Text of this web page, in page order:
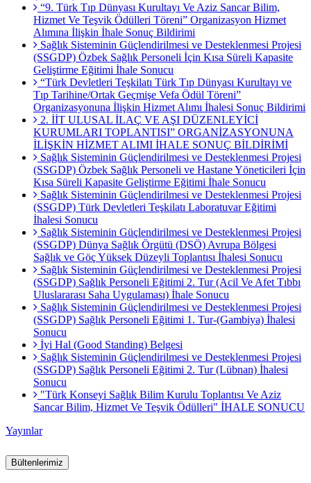
“9. Türk Tıp Dünyası Kurultayı Ve Aziz Sancar Bilim,
Hizmet Ve Teşvik Ödülleri Töreni” Organizasyon Hizmet
Alımına İlişkin İhale Sonuç Bildirimi
Sağlık Sisteminin Güçlendirilmesi ve Desteklenmesi Projesi
(SSGDP) Özbek Sağlık Personeli İçin Kısa Süreli Kapasite
Geliştirme Eğitimi İhale Sonucu
“Türk Devletleri Teşkilatı Türk Tıp Dünyası Kurultayı ve
Tıp Tarihine/Ortak Geçmişe Vefa Ödül Töreni”
Organizasyonuna İlişkin Hizmet Alımı İhalesi Sonuç Bildirimi
2. İİT ULUSAL İLAÇ VE AŞI DÜZENLEYİCİ
KURUMLARI TOPLANTISI” ORGANİZASYONUNA
İLİŞKİN HİZMET ALIMI İHALE SONUÇ BİLDİRİMİ
Sağlık Sisteminin Güçlendirilmesi ve Desteklenmesi Projesi
(SSGDP) Özbek Sağlık Personeli ve Hastane Yöneticileri İçin
Kısa Süreli Kapasite Geliştirme Eğitimi İhale Sonucu
Sağlık Sisteminin Güçlendirilmesi ve Desteklenmesi Projesi
(SSGDP) Türk Devletleri Teşkilatı Laboratuvar Eğitimi
İhalesi Sonucu
Sağlık Sisteminin Güçlendirilmesi ve Desteklenmesi Projesi
(SSGDP) Dünya Sağlık Örgütü (DSÖ) Avrupa Bölgesi
Sağlık ve Göç Yüksek Düzeyli Toplantısı İhalesi Sonucu
Sağlık Sisteminin Güçlendirilmesi ve Desteklenmesi Projesi
(SSGDP) Sağlık Personeli Eğitimi 2. Tur (Acil Ve Afet Tıbbı
Uluslararası Saha Uygulaması) İhale Sonucu
Sağlık Sisteminin Güçlendirilmesi ve Desteklenmesi Projesi
(SSGDP) Sağlık Personeli Eğitimi 1. Tur-(Gambiya) İhalesi
Sonucu
İyi Hal (Good Standing) Belgesi
Sağlık Sisteminin Güçlendirilmesi ve Desteklenmesi Projesi
(SSGDP) Sağlık Personeli Eğitimi 2. Tur (Lübnan) İhalesi
Sonucu
"Türk Konseyi Sağlık Bilim Kurulu Toplantısı Ve Aziz
Sancar Bilim, Hizmet Ve Teşvik Ödülleri" İHALE SONUCU
Yayınlar
Bültenlerimiz